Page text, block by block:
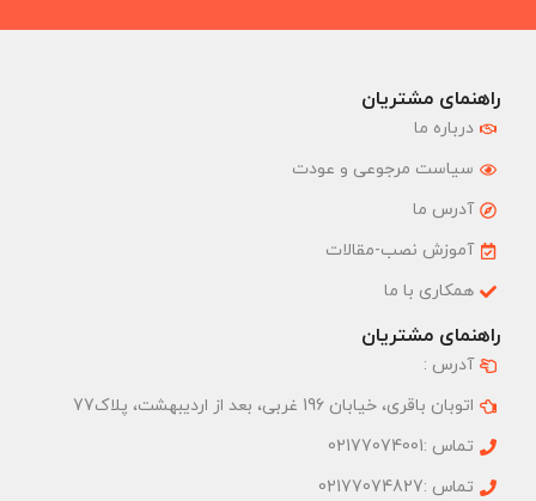
راهنمای مشتریان
درباره ما
سیاست مرجوعی و عودت
آدرس ما
آموزش نصب-مقالات
همکاری با ما
راهنمای مشتریان
آدرس :
اتوبان باقری، خیابان 196 غربی، بعد از اردیبهشت، پلاک77
تماس :02177074001
تماس :02177074827